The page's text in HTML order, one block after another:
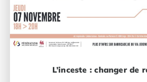
L’inceste : changer de